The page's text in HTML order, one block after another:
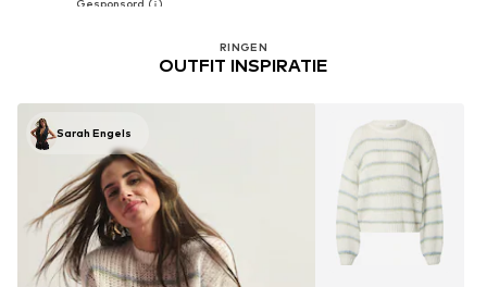
RINGEN
OUTFIT INSPIRATIE
Sarah Engels